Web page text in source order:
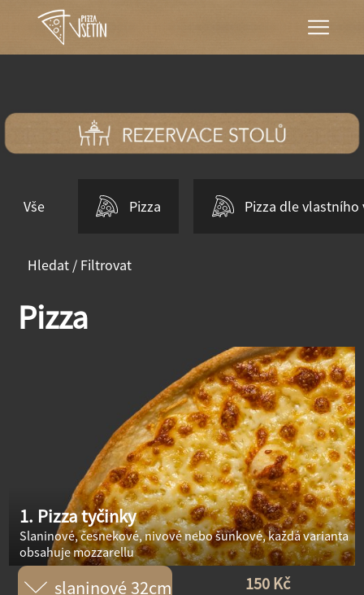
Vše Pizza Pizza dle vlastního
Hledat / Filtrovat
Pizza
1. Pizza tyčinky
Slaninové, česnekové, nivové nebo šunkové, každá varianta
obsahuje mozzarellu
150 Kč